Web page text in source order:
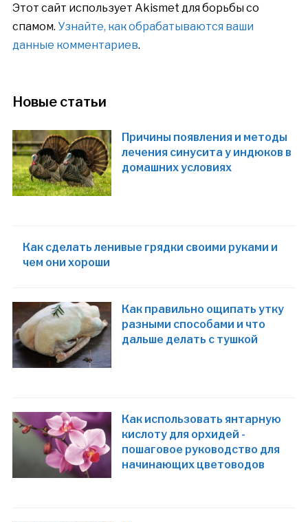
Этот сайт использует Akismet для борьбы со
спамом. Узнайте, как обрабатываются ваши
данные комментариев.
Новые статьи
Причины появления и методы
лечения синусита у индюков в
домашних условиях
Как сделать ленивые грядки своими руками и
чем они хороши
Как правильно ощипать утку
разными способами и что
дальше делать с тушкой
Как использовать янтарную
кислоту для орхидей -
пошаговое руководство для
начинающих цветоводов